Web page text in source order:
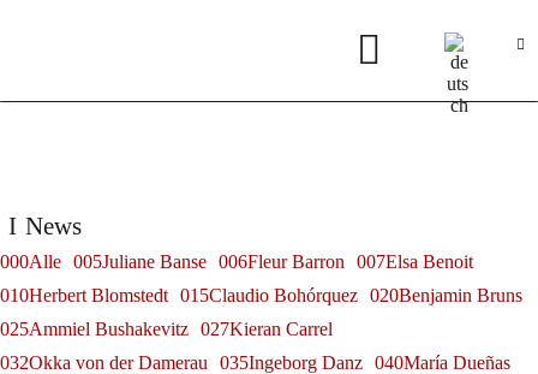
News
000Alle 005Juliane Banse 006Fleur Barron
007Elsa Benoit
010Herbert Blomstedt 015Claudio Bohórquez 020Benjamin Bruns
025Ammiel Bushakevitz 027Kieran Carrel
032Okka von der Damerau
035Ingeborg Danz 040María Dueñas